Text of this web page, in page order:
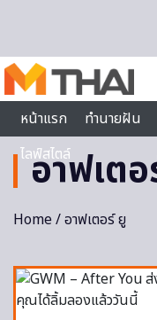
หน้าแรก
ทำนายฝัน
ไลฟ์สไตล์
อาฟเต
Home/ อาฟเตอร์ ยู